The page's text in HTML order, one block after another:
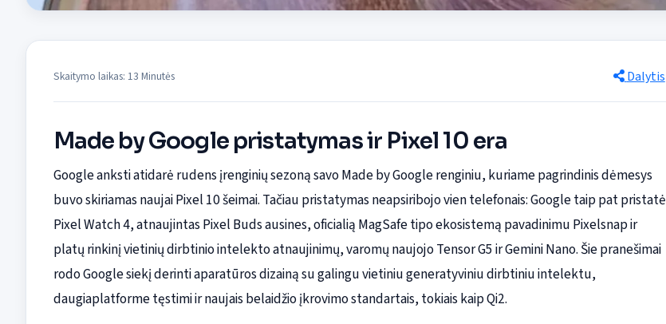
Skaitymo laikas: 13 Minutės Dalytis
Made by Google pristatymas ir Pixel 10 era
Google anksti atidarė rudens įrenginių sezoną savo Made by Google renginiu, kuriame pagrindinis dėmesys
buvo skiriamas naujai Pixel 10 šeimai. Tačiau pristatymas neapsiribojo vien telefonais: Google taip pat pristatė
Pixel Watch 4, atnaujintas Pixel Buds ausines, oficialią MagSafe tipo ekosistemą pavadinimu Pixelsnap ir
platų rinkinį vietinių dirbtinio intelekto atnaujinimų, varomų naujojo Tensor G5 ir Gemini Nano. Šie pranešimai
rodo Google siekį derinti aparatūros dizainą su galingu vietiniu generatyviniu dirbtiniu intelektu,
daugiaplatforme tęstimi ir naujais belaidžio įkrovimo standartais, tokiais kaip Qi2.